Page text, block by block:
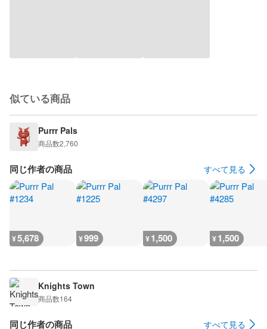
似ている商品
Purrr Pals
商品数2,760
同じ作者の商品 すべて見る
¥5,678 ¥999 ¥1,500 ¥1,500
Knights Town
商品数164
同じ作者の商品 すべて見る